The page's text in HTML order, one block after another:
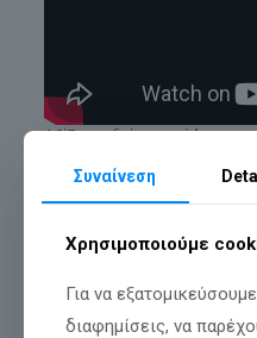
Αξίζει να δείτε τοvideoτου
πραγματικότητα: Η τελική
επιβεβαιώνει ότι η
κάνουν τη
Συναίνεση
Χρησιμοποιούμε
Για να
διαφημίσεις, να